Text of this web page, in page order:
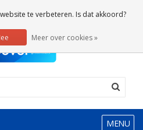
0 Artikelen
MENU
te verbeteren. Is dat akkoord?
Meer over cookies »